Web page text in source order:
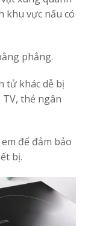
khu vực nấu có
phẳng.
tử khác dễ bị
thẻ ngân
để đảm bảo
bị.